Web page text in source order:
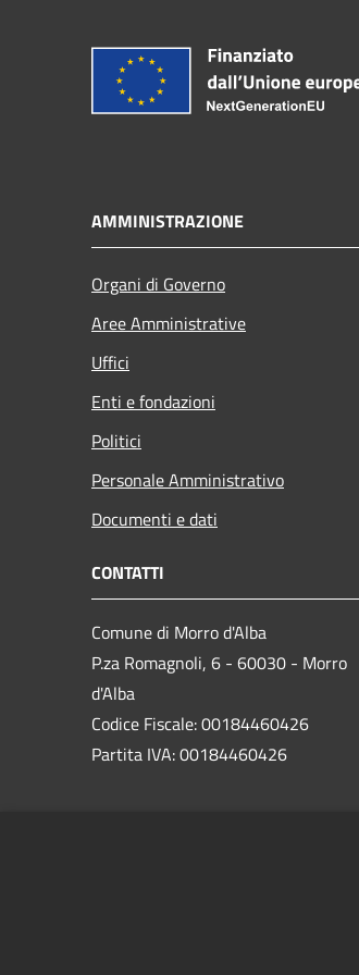
AMMINISTRAZIONE
Organi di Governo
Aree Amministrative
Uffici
Enti e fondazioni
Politici
Personale Amministrativo
Documenti e dati
CONTATTI
Comune di Morro d'Alba
P.za Romagnoli, 6 - 60030 - Morro
d'Alba
Codice Fiscale: 00184460426
Partita IVA: 00184460426